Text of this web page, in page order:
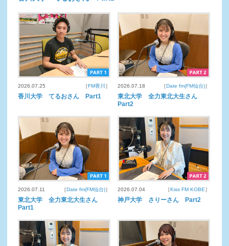
2026.07.25 ［FM香川 ］
香川大学 てるおさん Part1
2026.07.18 ［Date fm(FM仙台)］
東北大学 全力東北大生さん
Part2
2026.07.11 ［Date fm(FM仙台)］
東北大学 全力東北大生さん
Part1
2026.07.04 ［Kiss FM KOBE］
神戸大学 さりーさん Part2